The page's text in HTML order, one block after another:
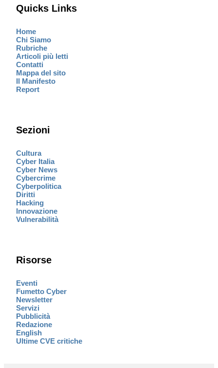
Quicks Links
Home
Chi Siamo
Rubriche
Articoli più letti
Contatti
Mappa del sito
Il Manifesto
Report
Sezioni
Cultura
Cyber Italia
Cyber News
Cybercrime
Cyberpolitica
Diritti
Hacking
Innovazione
Vulnerabilità
Risorse
Eventi
Fumetto Cyber
Newsletter
Servizi
Pubblicità
Redazione
English
Ultime CVE critiche